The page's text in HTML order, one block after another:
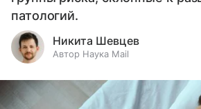
патологий.
Никита Шевцев
Автор Наука Mail